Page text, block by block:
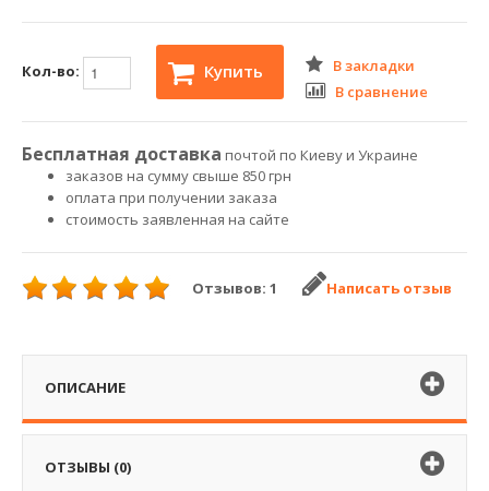
Кол-во: Купить
В закладки
В сравнение
Бесплатная доставка почтой по Киеву и Украине
заказов на сумму свыше 850 грн
оплата при получении заказа
стоимость заявленная на сайте
Отзывов: 1 Написать отзыв
ОПИСАНИЕ
ОТЗЫВЫ (0)